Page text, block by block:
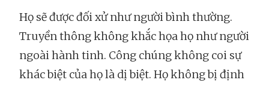
Họ sẽ được đối xử như người bình thường.
Truyền thông không khắc họa họ như người
ngoài hành tinh. Công chúng không coi sự
khác biệt của họ là dị biệt. Họ không bị định